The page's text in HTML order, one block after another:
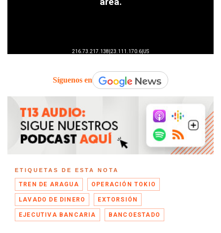
Síguenos en
ETIQUETAS DE ESTA NOTA
TREN DE ARAGUA OPERACIÓN TOKIO
LAVADO DE DINERO EXTORSIÓN
EJECUTIVA BANCARIA BANCOESTADO